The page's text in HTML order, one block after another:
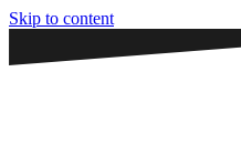
Skip to content